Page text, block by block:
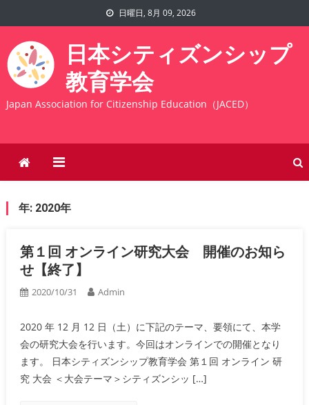
to
content
日曜日, 8月 09, 2026
日本シティズンシップ
教育学会
Japan Association for Citizenship Education（JACED）
年: 2020年
第１回 オンライン研究大会 開催のお知ら
せ【終了】
2020/10/31 Admin
2020 年 12 月 12 日（土）に下記のテーマ、要領にて、本学
会の研究大会を行います。今回はオンラインでの開催となり
ます。 日本シティズンシップ教育学会 第１回 オンライン 研
究 大会 ＜大会テーマ＞シティズンシッ […]